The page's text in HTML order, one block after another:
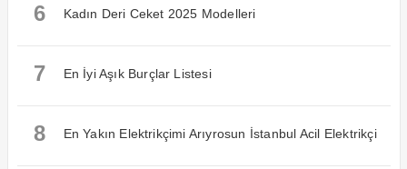
6 Kadın Deri Ceket 2025 Modelleri
7 En İyi Aşık Burçlar Listesi
8 En Yakın Elektrikçimi Arıyrosun İstanbul Acil Elektrikçi